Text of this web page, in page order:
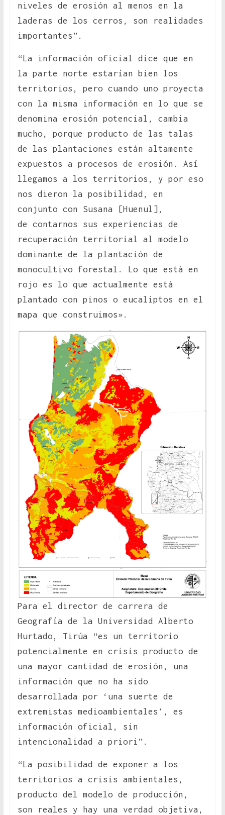
niveles de erosión al menos en la
laderas de los cerros, son realidades
importantes”.
“La información oficial dice que en
la parte norte estarían bien los
territorios, pero cuando uno proyecta
con la misma información en lo que se
denomina erosión potencial, cambia
mucho, porque producto de las talas
de las plantaciones están altamente
expuestos a procesos de erosión. Así
llegamos a los territorios, y por eso
nos dieron la posibilidad, en
conjunto con Susana [Huenul],
de contarnos sus experiencias de
recuperación territorial al modelo
dominante de la plantación de
monocultivo forestal. Lo que está en
rojo es lo que actualmente está
plantado con pinos o eucaliptos en el
mapa que construimos».
Para el director de carrera de
Geografía de la Universidad Alberto
Hurtado, Tirúa “es un territorio
potencialmente en crisis producto de
una mayor cantidad de erosión, una
información que no ha sido
desarrollada por ‘una suerte de
extremistas medioambientales’, es
información oficial, sin
intencionalidad a priori”.
“La posibilidad de exponer a los
territorios a crisis ambientales,
producto del modelo de producción,
son reales y hay una verdad objetiva,